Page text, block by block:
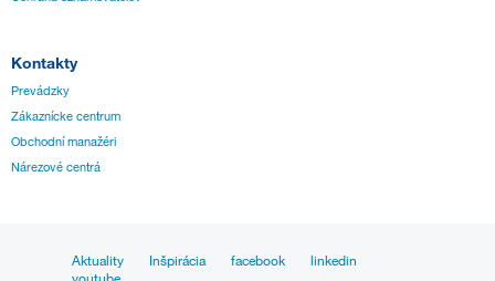
Kontakty
Prevádzky
Zákaznícke centrum
Obchodní manažéri
Nárezové centrá
Aktuality Inšpirácia facebook
linkedin